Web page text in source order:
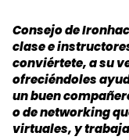
Consejo de
clase e
conviértete, a su
ofreciéndoles
un buen
o de networking
virtuales, y